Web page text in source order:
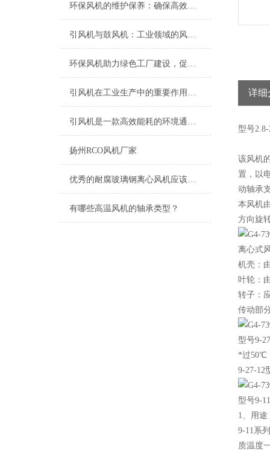
环保风机的维护保养：确保高效运行的关键
引风机与鼓风机：工业领域的风动双子星
环保风机助力绿色工厂建设，促进节能减排
引风机在工业生产中的重要作用及发展趋势
引风机是一款高效能耗的环境通风设备
扬州RCO风机厂家
优秀的耐腐玻璃钢离心风机应该具备以下特点
有哪些高温风机的轴承类型？
详细
型号2.8-
该风机
置，以
动轴承
本风机
方向旋
离心式
机壳：
叶轮：
转子：
传动部
型号9-
*过50℃
9-27-12
型号9-
1、用途
9-11系
质温度